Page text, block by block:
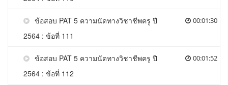
ข้อสอบ PAT 5 ความนัดทางวิชาชีพครู ปี
2564 : ข้อที่ 111
00:01:30
ข้อสอบ PAT 5 ความนัดทางวิชาชีพครู ปี
2564 : ข้อที่ 112
00:01:52